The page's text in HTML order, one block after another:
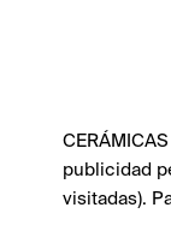
publicidad
visitadas).